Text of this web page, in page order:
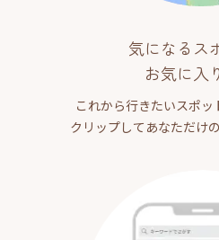
気になるス
お気に入
これから行きたいスポ
クリップしてあなただけ